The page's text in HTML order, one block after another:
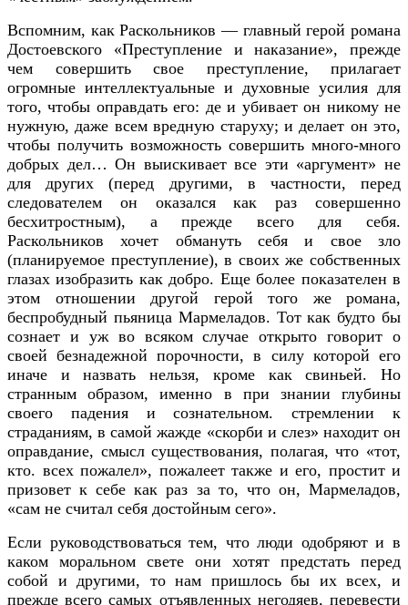
Вспомним, как Раскольников — главный герой романа
Достоевского «Преступление и наказание», прежде
чем совершить свое преступление, прилагает
огромные интеллектуальные и духовные усилия для
того, чтобы оправдать его: де и убивает он никому не
нужную, даже всем вредную старуху; и делает он это,
чтобы получить возможность совершить много-много
добрых дел… Он выискивает все эти «аргумент» не
для других (перед другими, в частности, перед
следователем он оказался как раз совершенно
бесхитростным), а прежде всего для себя.
Раскольников хочет обмануть себя и свое зло
(планируемое преступление), в своих же собственных
глазах изобразить как добро. Еще более показателен в
этом отношении другой герой того же романа,
беспробудный пьяница Мармеладов. Тот как будто бы
сознает и уж во всяком случае открыто говорит о
своей безнадежной порочности, в силу которой его
иначе и назвать нельзя, кроме как свиньей. Но
странным образом, именно в при знании глубины
своего падения и сознательном. стремлении к
страданиям, в самой жажде «скорби и слез» находит он
оправдание, смысл существования, полагая, что «тот,
кто. всех пожалел», пожалеет также и его, простит и
призовет к себе как раз за то, что он, Мармеладов,
«сам не считал себя достойным сего».
Если руководствоваться тем, что люди одобряют и в
каком моральном свете они хотят предстать перед
собой и другими, то нам пришлось бы их всех, и
прежде всего самых отъявленных негодяев, перевести